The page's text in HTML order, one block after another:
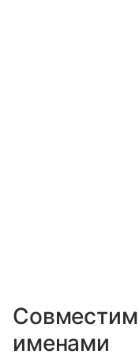
именами